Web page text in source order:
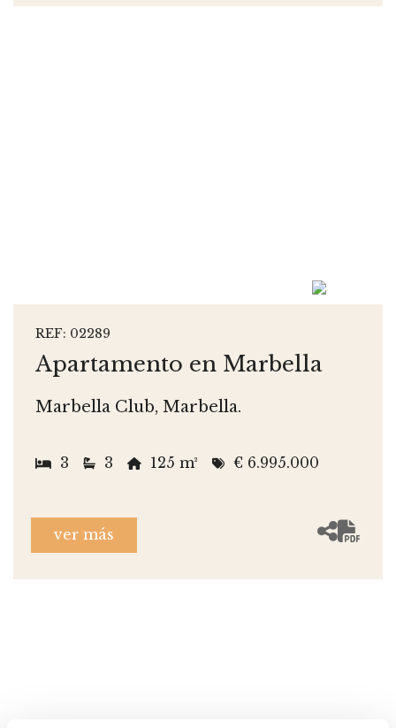
REF: 02289
Apartamento en Marbella
Marbella Club, Marbella.
3 3 125 m² € 6.995.000
ver más